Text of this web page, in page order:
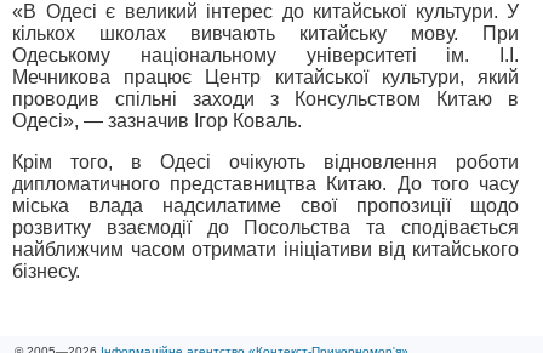
«В Одесі є великий інтерес до китайської культури. У
кількох школах вивчають китайську мову. При
Одеському національному університеті ім. І.І.
Мечникова працює Центр китайської культури, який
проводив спільні заходи з Консульством Китаю в
Одесі», — зазначив Ігор Коваль.
Крім того, в Одесі очікують відновлення роботи
дипломатичного представництва Китаю. До того часу
міська влада надсилатиме свої пропозиції щодо
розвитку взаємодії до Посольства та сподівається
найближчим часом отримати ініціативи від китайського
бізнесу.